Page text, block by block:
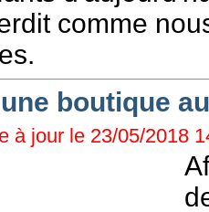
comme
boutique
à jour le 23/05/2018